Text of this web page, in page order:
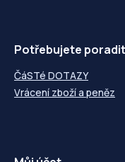
Potřebujete
ČáSTé DOTAZY
Vrácení zboží a peněz